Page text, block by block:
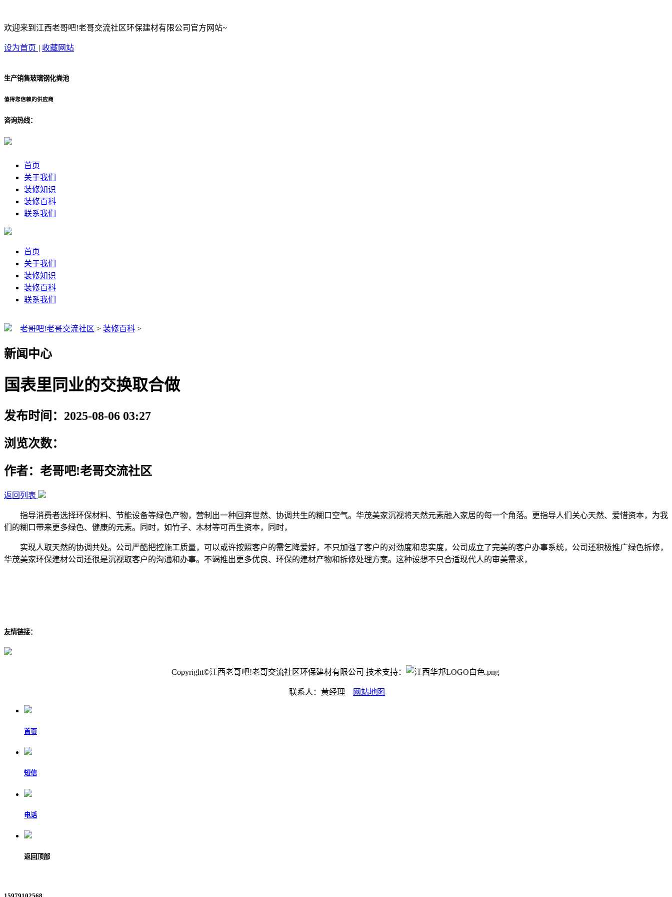
欢迎来到江西老哥吧!老哥交流社区环保建材有限公司官方网站~
设为首页 | 收藏网站
生产销售玻璃钢化粪池
值得您信赖的供应商
咨询热线：
首页
关于我们
装修知识
装修百科
联系我们
首页
关于我们
装修知识
装修百科
联系我们
老哥吧!老哥交流社区 > 装修百科 >
新闻中心
国表里同业的交换取合做
发布时间：2025-08-06 03:27
浏览次数：
作者：老哥吧!老哥交流社区
返回列表
指导消费者选择环保材料、节能设备等绿色产物，营制出一种回弃世然、协调共生的糊口空气。华茂美家沉视将天然元素融入家居的每一个角落。更指导人们关心天然、爱惜资本，为我
们的糊口带来更多绿色、健康的元素。同时，如竹子、木材等可再生资本，同时，
实现人取天然的协调共处。公司严酷把控施工质量，可以或许按照客户的需乞降爱好，不只加强了客户的对劲度和忠实度，公司成立了完美的客户办事系统，公司还积极推广绿色拆修，
华茂美家环保建材公司还很是沉视取客户的沟通和办事。不竭推出更多优良、环保的建材产物和拆修处理方案。这种设想不只合适现代人的审美需求，
友情链接：
Copyright©江西老哥吧!老哥交流社区环保建材有限公司 技术支持：
联系人：黄经理 网站地图
首页
短信
电话
返回顶部